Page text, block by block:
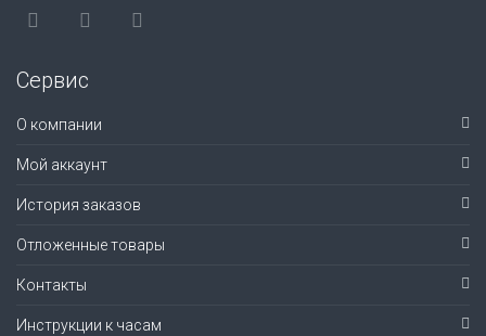
Сервис
О компании
Мой аккаунт
История заказов
Отложенные товары
Контакты
Инструкции к часам